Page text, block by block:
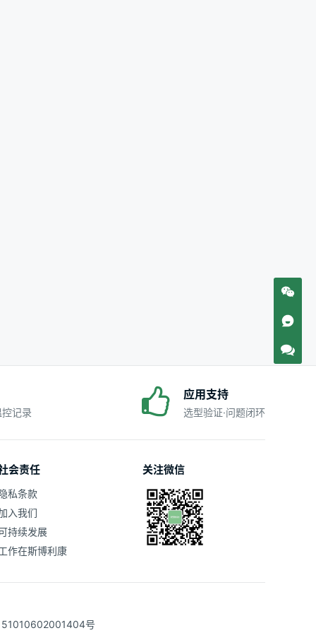
记录
应用支持
选型验证·问题闭环
会责任
私条款
入我们
持续发展
作在斯博利康
关注微信
51010602001404号